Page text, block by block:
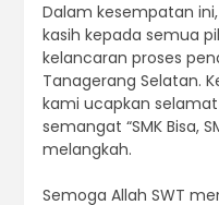
Dalam kesempatan
kasih kepada semua
kelancaran proses
Tanagerang Selatan.
kami ucapkan
semangat “SMK Bisa,
melangkah.
Semoga Allah SWT